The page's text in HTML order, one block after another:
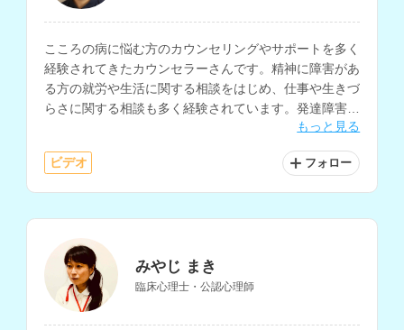
こころの病に悩む方のカウンセリングやサポートを多く
経験されてきたカウンセラーさんです。精神に障害があ
る方の就労や生活に関する相談をはじめ、仕事や生きづ
らさに関する相談も多く経験されています。発達障害に
もっと見る
ビデオ フォロー
みやじ まき
臨床心理士・公認心理師